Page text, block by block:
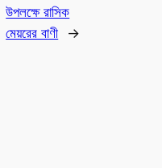
উপলক্ষে রাসিক
মেয়রের বাণী
→